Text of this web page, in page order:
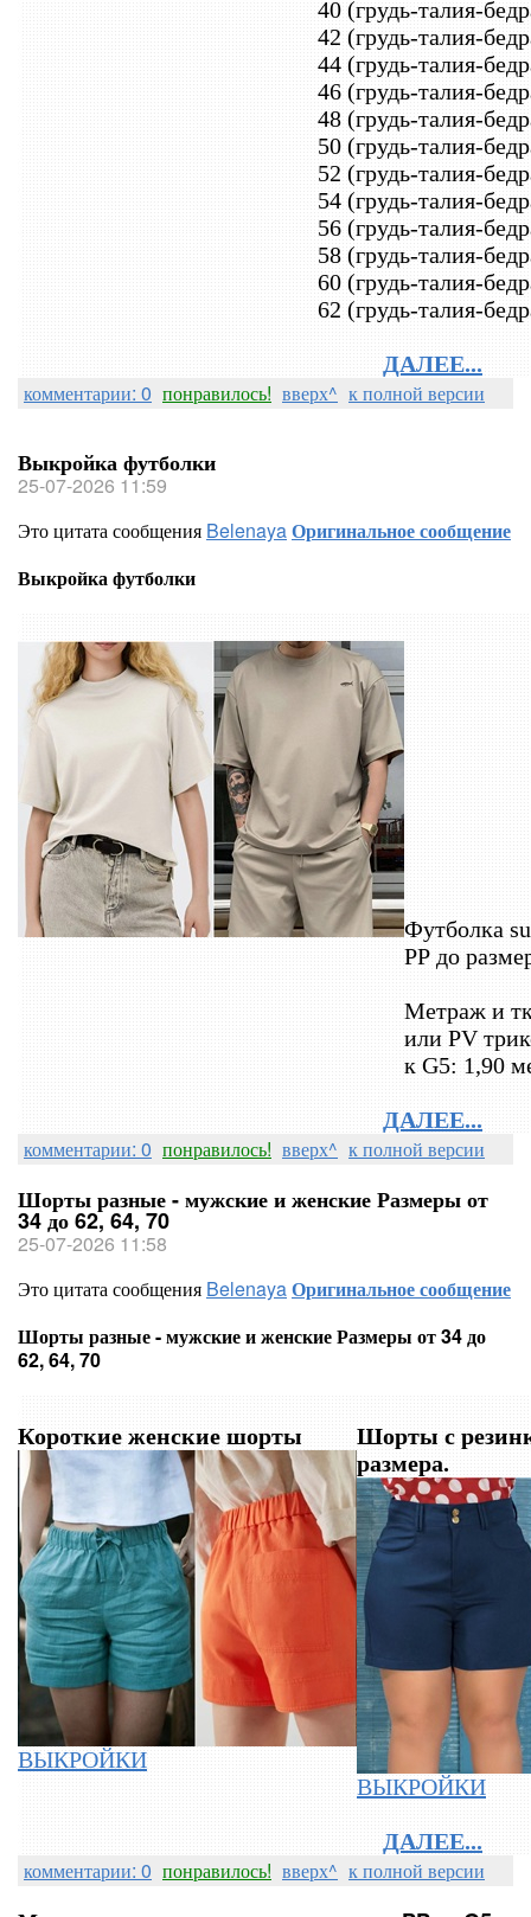
40 (грудь-талия-
42 (грудь-талия-
44 (грудь-талия-
46 (грудь-талия-
48 (грудь-талия-
50 (грудь-талия-
52 (грудь-талия-
54 (грудь-талия-
56 (грудь-талия-
58 (грудь-талия-
60 (грудь-талия-
62 (грудь-талия-
ДАЛЕЕ...
комментарии: 0 понравилось! вверх^ к полной версии
Выкройка футболки
25-07-2026 11:59
Это цитата сообщения BelenayaОригинальное сообщение
Выкройка футболки
Футболка
PP до
Метраж и
или PV
к G5: 1,90
ДАЛЕЕ...
комментарии: 0 понравилось! вверх^ к полной версии
Шорты разные - мужские и женские Размеры от
34 до 62, 64, 70
25-07-2026 11:58
Это цитата сообщения BelenayaОригинальное сообщение
Шорты разные - мужские и женские Размеры от 34 до
62, 64, 70
Короткие женские шорты
ВЫКРОЙКИ
Шорты с резинкой на
размера.
ВЫКРОЙКИ
ДАЛЕЕ...
комментарии: 0 понравилось! вверх^ к полной версии